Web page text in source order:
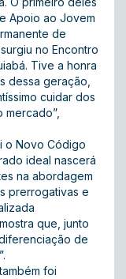
Apoio ao Jovem
de
no Encontro
Tive a honra
dessa geração,
cuidar dos
o Novo Código
ideal nascerá
na abordagem
prerrogativas e
que, junto
de
foi